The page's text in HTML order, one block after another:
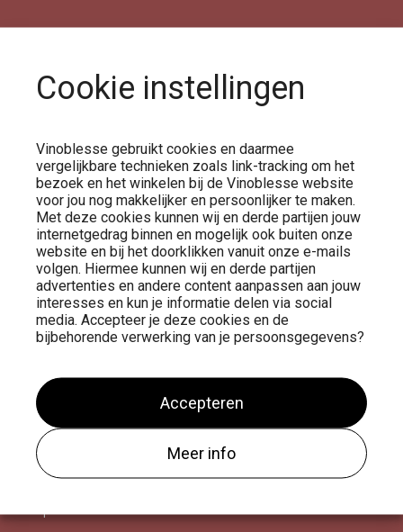
Cookie instellingen
Vinoblesse gebruikt cookies en daarmee
vergelijkbare technieken zoals link-tracking om het
bezoek en het winkelen bij de Vinoblesse website
voor jou nog makkelijker en persoonlijker te maken.
Met deze cookies kunnen wij en derde partijen jouw
internetgedrag binnen en mogelijk ook buiten onze
website en bij het doorklikken vanuit onze e-mails
volgen. Hiermee kunnen wij en derde partijen
advertenties en andere content aanpassen aan jouw
interesses en kun je informatie delen via social
media. Accepteer je deze cookies en de
bijbehorende verwerking van je persoonsgegevens?
Accepteren
Meer info
Over
Over Vinoblesse
Wijn kopen bij Vinoblesse
De equipe van Vinoblesse
Op zoek naar natuurlijke wijnen
Klassiek Europa